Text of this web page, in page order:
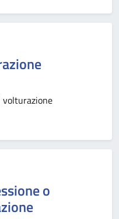
volturazione
o